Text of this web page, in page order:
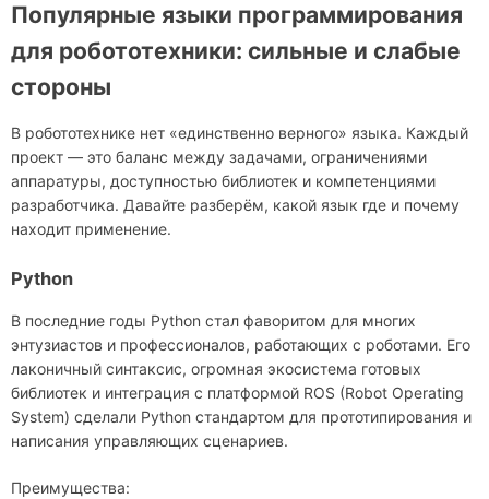
Популярные языки программирования
для робототехники: сильные и слабые
стороны
В робототехнике нет «единственно верного» языка. Каждый
проект — это баланс между задачами, ограничениями
аппаратуры, доступностью библиотек и компетенциями
разработчика. Давайте разберём, какой язык где и почему
находит применение.
Python
В последние годы Python стал фаворитом для многих
энтузиастов и профессионалов, работающих с роботами. Его
лаконичный синтаксис, огромная экосистема готовых
библиотек и интеграция с платформой ROS (Robot Operating
System) сделали Python стандартом для прототипирования и
написания управляющих сценариев.
Преимущества: